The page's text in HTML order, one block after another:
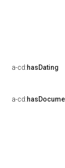
a-cd:hasDating
a-cd: